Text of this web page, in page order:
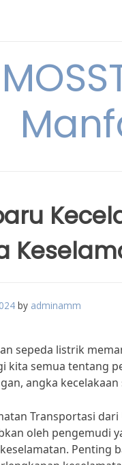
by adminamm
sepeda listrik
kita semua tentang
angka
Transportasi dari
oleh pengemudi
Penting